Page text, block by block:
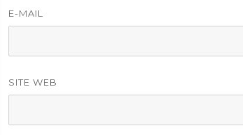
E-MAIL
SITE WEB